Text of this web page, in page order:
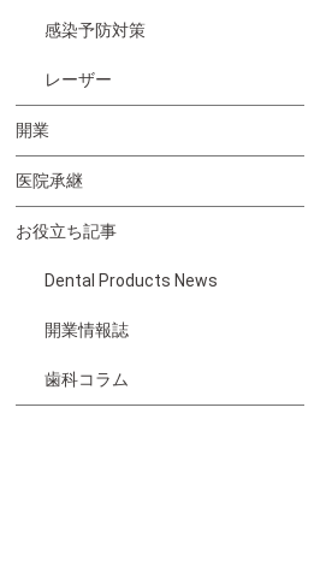
感染予防対策
レーザー
開業
医院承継
お役立ち記事
Dental Products News
開業情報誌
歯科コラム